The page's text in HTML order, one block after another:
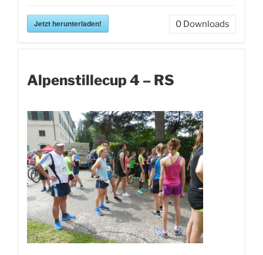
Jetzt herunterladen! 0 Downloads
Alpenstillecup 4 – RS